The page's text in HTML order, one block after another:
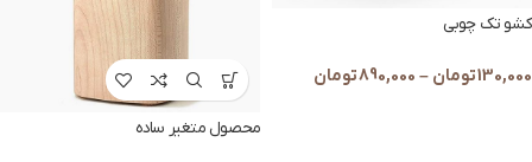
کشو تک چوبی
130,000تومان –
890,000تومان
محصول متغیر ساده